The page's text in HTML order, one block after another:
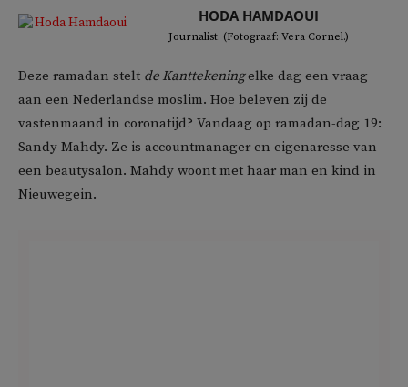
HODA HAMDAOUI
Journalist. (Fotograaf: Vera Cornel.)
Deze ramadan stelt de Kanttekeningelke dag een vraag
aan een Nederlandse moslim. Hoe beleven zij de
vastenmaand in coronatijd? Vandaag op ramadan-dag 19:
Sandy Mahdy. Ze is accountmanager en eigenaresse van
een beautysalon. Mahdy woont met haar man en kind in
Nieuwegein.